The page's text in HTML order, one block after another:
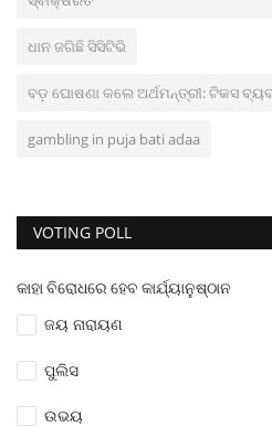
ଧାନ ଜଗିଛି ସିସିଟିଭି
ବଡ଼ ଘୋଷଣା କଲେ ଅର୍ଥମନ୍ତ୍ରୀ: ଟିକସ
gambling in puja bati adaa
VOTING POLL
କାହା ବିରୋଧରେ ହେବ କାର୍ଯ୍ୟାନୁଷ୍ଠାନ
ଜୟ ନାରାୟଣ
ପୁଲିସ
ଉଭୟ